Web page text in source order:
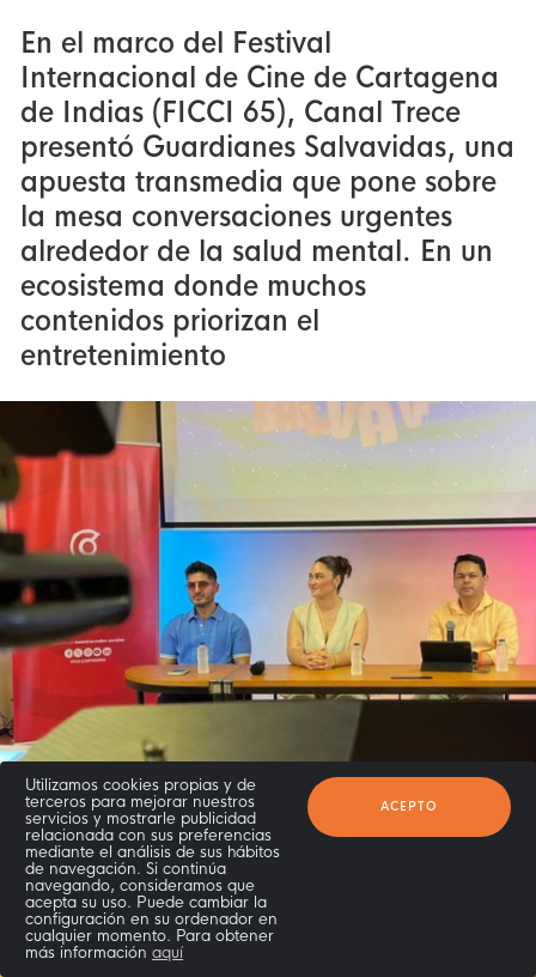
Utilizamos cookies propias y de
terceros para mejorar nuestros
servicios y mostrarle publicidad
relacionada con sus preferencias
mediante el análisis de sus hábitos
de navegación. Si continúa
navegando, consideramos que
acepta su uso. Puede cambiar la
configuración en su ordenador en
cualquier momento. Para obtener
más información aquí
ACEPTO
En el marco del Festival
Internacional de Cine de Cartagena
de Indias (FICCI 65), Canal Trece
presentó Guardianes Salvavidas, una
apuesta transmedia que pone sobre
la mesa conversaciones urgentes
alrededor de la salud mental. En un
ecosistema donde muchos
contenidos priorizan el
entretenimiento
REDACCIÓN CANAL TRECE
17 ABR. 2026 5:00 PM